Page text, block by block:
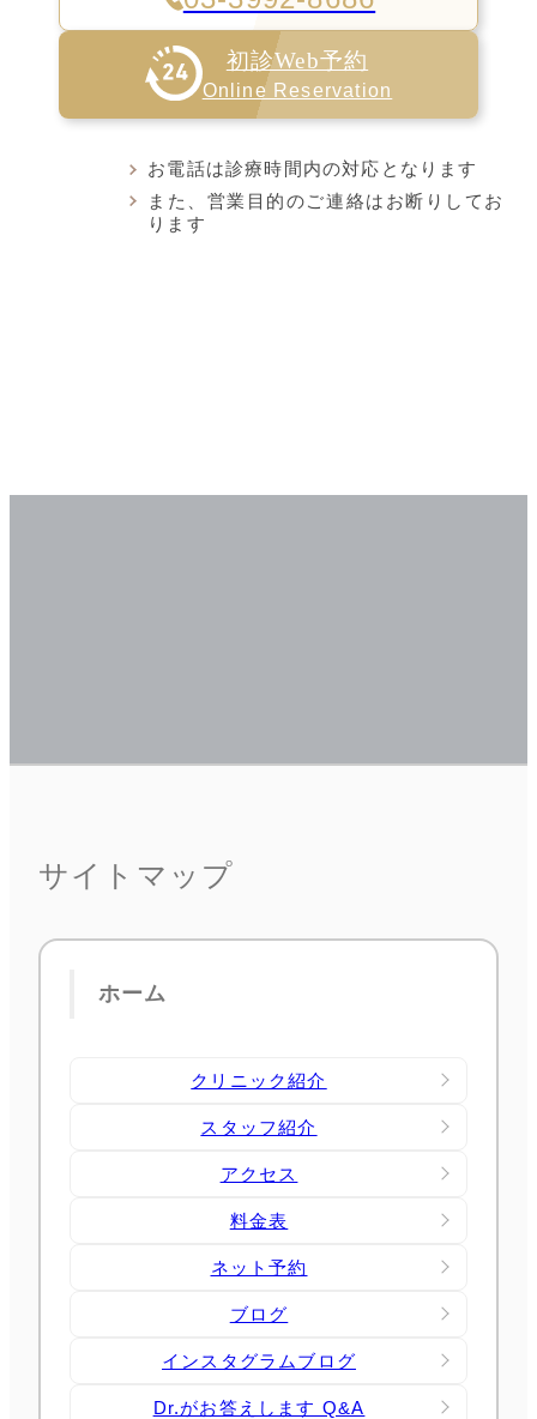
初診Web予約
Online Reservation
お電話は診療時間内の対応となります
また、営業目的のご連絡はお断りしてお
ります
サイトマップ
ホーム
クリニック紹介
スタッフ紹介
アクセス
料金表
ネット予約
ブログ
インスタグラムブログ
Dr.がお答えします Q&A